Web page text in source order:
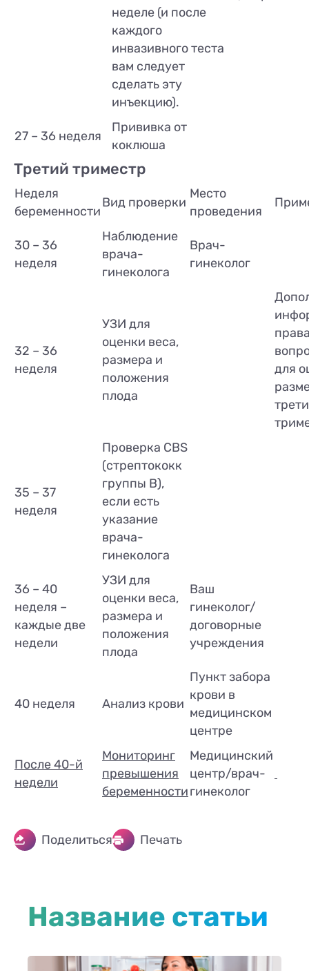
неделе (и после
каждого
инвазивного теста
вам следует
сделать эту
инъекцию).
27 – 36 неделя
Прививка от
коклюша
Третий триместр
Неделя
беременности
Вид проверки
Место
проведения
30 – 36
неделя
Наблюдение
врача-
гинеколога
Врач-
гинеколог
32 – 36
неделя
УЗИ для
оценки веса,
размера и
положения
плода
для
35 – 37
неделя
Проверка CBS
(стрептококк
группы В),
если есть
указание
врача-
гинеколога
36 – 40
неделя –
каждые две
недели
УЗИ для
оценки веса,
размера и
положения
плода
Ваш
гинеколог/
договорные
учреждения
40 неделя Анализ крови
Пункт забора
крови в
медицинском
центре
После 40-й
недели
Мониторинг
превышения
беременности
Медицинский
центр/врач-
гинеколог
Поделиться Печать
Название статьи